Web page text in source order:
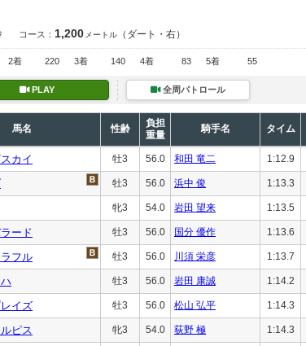
コース： 1,200 メートル （ダート・右）
2着 220 3着 140 4着 83 5着 55
PLAY 全周パトロール
馬名 性齢
負担
重量
騎手名 タイム
カイ 牡3 56.0 和田 竜二 1:12.9
牡3 56.0 浜中 俊 1:13.3
牝3 54.0 岩田 望来 1:13.5
ード 牡3 56.0 国分 優作 1:13.6
フル 牡3 56.0 川須 栄彦 1:13.7
牡3 56.0 岩田 康誠 1:14.2
イズ 牡3 56.0 松山 弘平 1:14.3
ピス 牝3 54.0 荻野 極 1:14.3